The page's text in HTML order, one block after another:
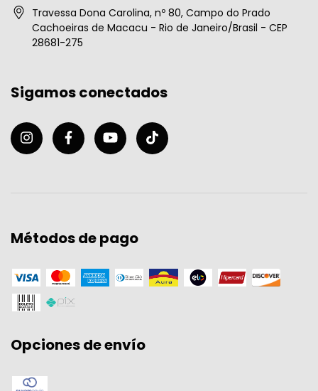
Travessa Dona Carolina, nº 80, Campo do Prado
Cachoeiras de Macacu - Rio de Janeiro/Brasil - CEP
28681-275
Sigamos conectados
Métodos de pago
Opciones de envío